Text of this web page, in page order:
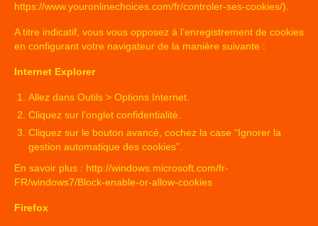
https://www.youronlinechoices.com/fr/controler-ses-cookies/).
A titre indicatif, vous vous opposez à l’enregistrement de cookies
en configurant votre navigateur de la manière suivante :
Internet Explorer
Allez dans Outils > Options Internet.
Cliquez sur l’onglet confidentialité.
Cliquez sur le bouton avancé, cochez la case “Ignorer la
gestion automatique des cookies”.
En savoir plus : http://windows.microsoft.com/fr-
FR/windows7/Block-enable-or-allow-cookies
Firefox